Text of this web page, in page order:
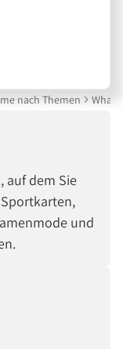
nach Themen
auf dem Sie
und